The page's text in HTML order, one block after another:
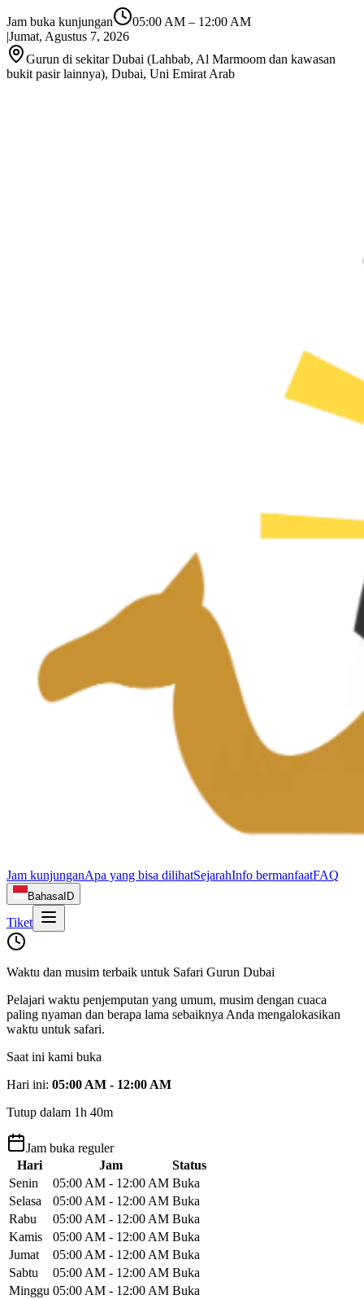
Jam buka kunjungan 05:00 AM – 12:00 AM
|Jumat, Agustus 7, 2026
Gurun di sekitar Dubai (Lahbab, Al Marmoom dan kawasan
bukit pasir lainnya), Dubai, Uni Emirat Arab
Jam kunjunganApa yang bisa dilihatSejarahInfo bermanfaatFAQ
BahasaID
Tiket
Waktu dan musim terbaik untuk Safari Gurun Dubai
Pelajari waktu penjemputan yang umum, musim dengan cuaca
paling nyaman dan berapa lama sebaiknya Anda mengalokasikan
waktu untuk safari.
Saat ini kami buka
Hari ini: 05:00 AM - 12:00 AM
Tutup dalam 1h 40m
Jam buka reguler
Hari
Jam
Status
Senin
05:00 AM - 12:00 AM Buka
Selasa
05:00 AM - 12:00 AM Buka
Rabu
05:00 AM - 12:00 AM Buka
Kamis
05:00 AM - 12:00 AM Buka
Jumat
05:00 AM - 12:00 AM Buka
Sabtu
05:00 AM - 12:00 AM Buka
Minggu 05:00 AM - 12:00 AM Buka